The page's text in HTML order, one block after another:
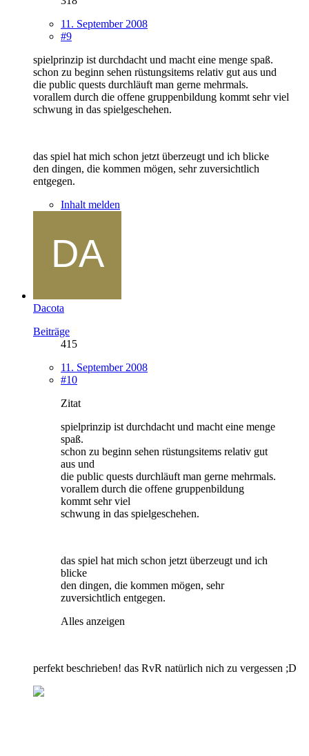
11. September 2008
#9
spielprinzip ist durchdacht und macht eine menge spaß.
schon zu beginn sehen rüstungsitems relativ gut aus und
die public quests durchläuft man gerne mehrmals.
vorallem durch die offene gruppenbildung kommt sehr viel
schwung in das spielgeschehen.
das spiel hat mich schon jetzt überzeugt und ich blicke
den dingen, die kommen mögen, sehr zuversichtlich
entgegen.
Inhalt melden
Dacota
Beiträge
415
11. September 2008
#10
Zitat
spielprinzip ist durchdacht und macht eine menge
spaß.
schon zu beginn sehen rüstungsitems relativ gut
aus und
die public quests durchläuft man gerne mehrmals.
vorallem durch die offene gruppenbildung
kommt sehr viel
schwung in das spielgeschehen.
das spiel hat mich schon jetzt überzeugt und ich
blicke
den dingen, die kommen mögen, sehr
zuversichtlich entgegen.
Alles anzeigen
perfekt beschrieben! das RvR natürlich nich zu vergessen ;D